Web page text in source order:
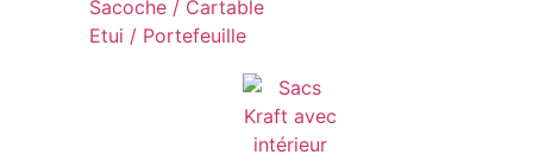
Sacoche / Cartable
Etui / Portefeuille